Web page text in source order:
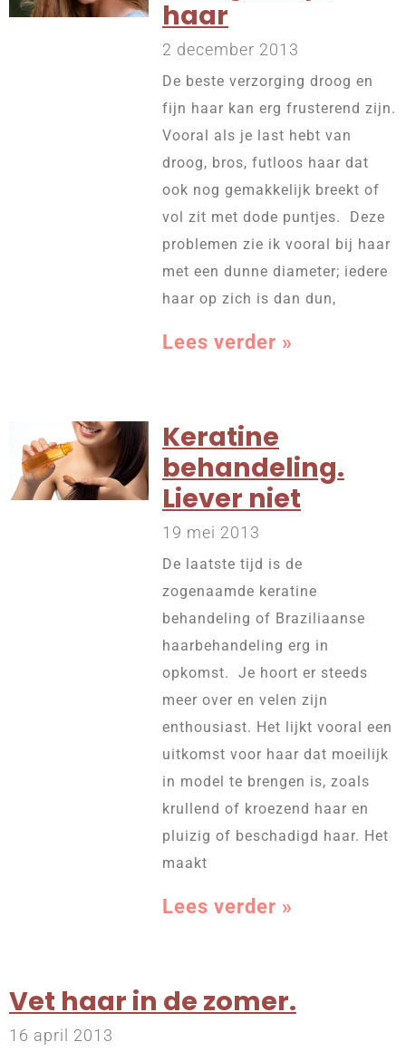
haar
2 december 2013
De beste verzorging droog en
fijn haar kan erg frusterend zijn.
Vooral als je last hebt van
droog, bros, futloos haar dat
ook nog gemakkelijk breekt of
vol zit met dode puntjes. Deze
problemen zie ik vooral bij haar
met een dunne diameter; iedere
haar op zich is dan dun,
Lees verder »
Keratine
behandeling.
Liever niet
19 mei 2013
De laatste tijd is de
zogenaamde keratine
behandeling of Braziliaanse
haarbehandeling erg in
opkomst. Je hoort er steeds
meer over en velen zijn
enthousiast. Het lijkt vooral een
uitkomst voor haar dat moeilijk
in model te brengen is, zoals
krullend of kroezend haar en
pluizig of beschadigd haar. Het
maakt
Lees verder »
Vet haar in de zomer.
16 april 2013